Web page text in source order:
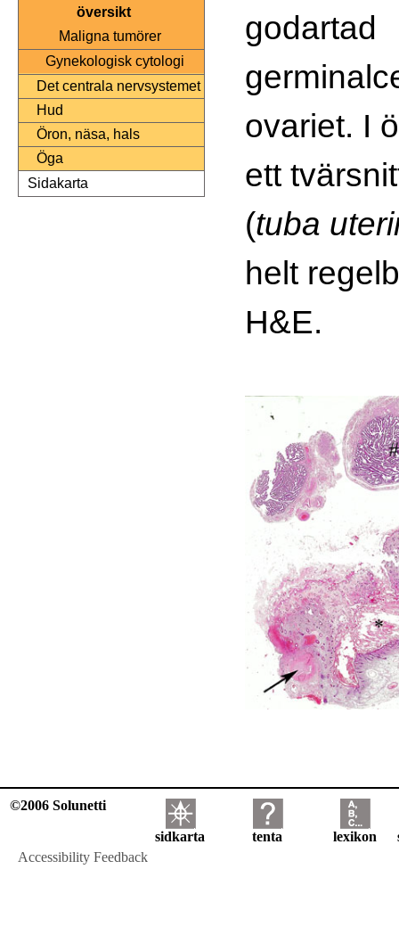
översikt
Maligna tumörer
Gynekologisk cytologi
Det centrala nervsystemet
Hud
Öron, näsa, hals
Öga
Sidakarta
godartad
ovariet. I
ett
(tuba
helt
H&E.
©2006 Solunetti
sidkarta tenta lexikon
Accessibility Feedback